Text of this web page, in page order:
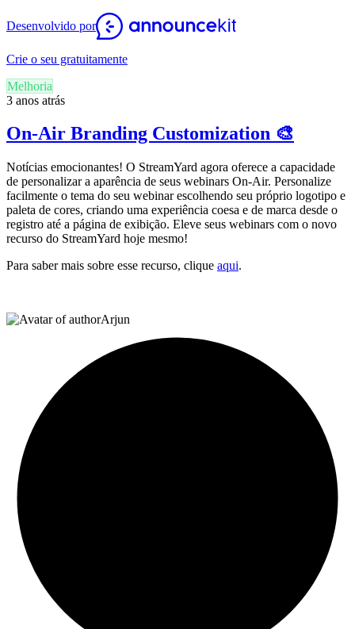
Desenvolvido por
Crie o seu gratuitamente
Melhoria
3 anos atrás
On-Air Branding Customization 🎨
Notícias emocionantes! O StreamYard agora oferece a capacidade
de personalizar a aparência de seus webinars On-Air. Personalize
facilmente o tema do seu webinar escolhendo seu próprio logotipo e
paleta de cores, criando uma experiência coesa e de marca desde o
registro até a página de exibição. Eleve seus webinars com o novo
recurso do StreamYard hoje mesmo!
Para saber mais sobre esse recurso, clique aqui.
Arjun